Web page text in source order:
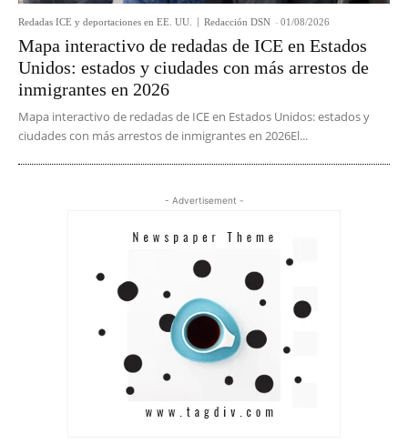
Redadas ICE y deportaciones en EE. UU. Redacción DSN - 01/08/2026
Mapa interactivo de redadas de ICE en Estados
Unidos: estados y ciudades con más arrestos de
inmigrantes en 2026
Mapa interactivo de redadas de ICE en Estados Unidos: estados y
ciudades con más arrestos de inmigrantes en 2026El...
- Advertisement -